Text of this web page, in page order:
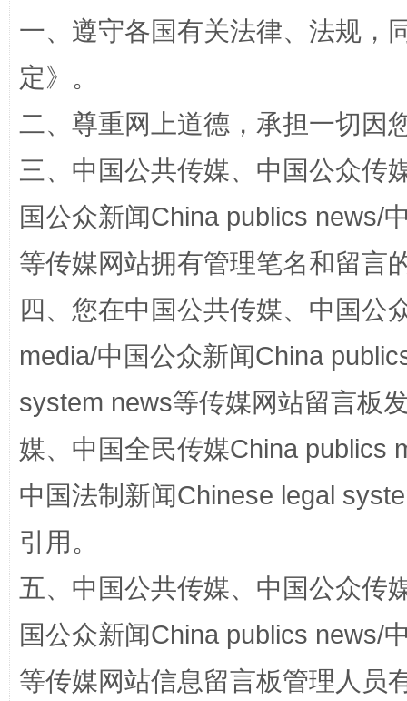
解纷+调解+退费，一次搞定
站台名比不上好声名
一、遵守各国有关法律、法规，
定》。
二、尊重网上道德，承担一切因
三、中国公共传媒、中国公众传
国公众新闻China publics news/
等传媒网站拥有管理笔名和留言
四、您在中国公共传媒、中国公
media/中国公众新闻China
system news等传媒网站留言板
媒、中国全民传媒China publics
中国法制新闻Chinese legal
引用。
五、中国公共传媒、中国公众传
国公众新闻China publics news/
等传媒网站信息留言板管理人员